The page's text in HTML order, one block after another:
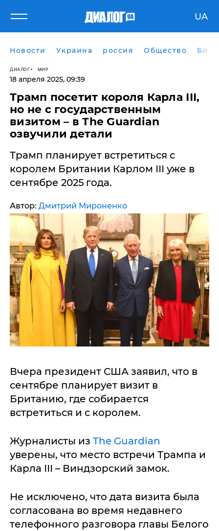
UA
Новости Украина россия Общество
ДИАЛОГ МИР
18 апреля 2025, 09:39
​Трамп посетит короля Карла ІІІ,
но не с государственным
визитом – в The Guardian
озвучили детали
Трамп планирует встретиться с
королем Британии Карлом ІІІ уже в
сентябре 2025 года.
Автор: Дмитрий Мироненко
Вчера президент США заявил, что в
сентябре планирует визит в
Британию, где собирается
встретиться и с королем.
Журналисты из The Guardian
уверены, что место встречи Трампа и
Карла ІІІ – Виндзорский замок.
Не исключено, что дата визита была
согласована во время недавнего
телефонного разговора главы Белого